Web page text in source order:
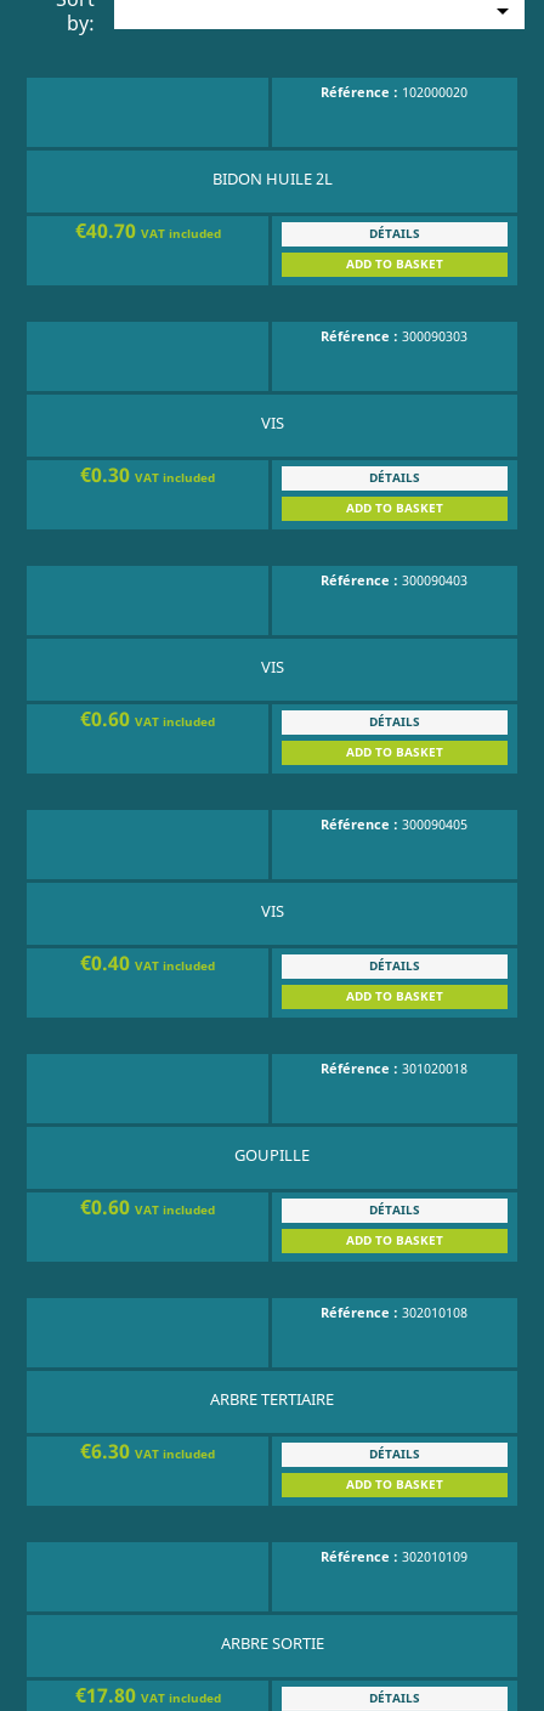
by:

Référence : 102000020
BIDON HUILE 2L
€40.70 VAT included
DÉTAILS
ADD TO BASKET
Référence :300090303
VIS
€0.30VAT included
DÉTAILS
ADD TO BASKET
Référence :300090403
VIS
€0.60VAT included
DÉTAILS
ADD TO BASKET
Référence :300090405
VIS
€0.40VAT included
DÉTAILS
ADD TO BASKET
Référence :301020018
GOUPILLE
€0.60VAT included
DÉTAILS
ADD TO BASKET
Référence :302010108
ARBRE TERTIAIRE
€6.30VAT included
DÉTAILS
ADD TO BASKET
Référence :302010109
ARBRE SORTIE
€17.80 VAT included
DÉTAILS